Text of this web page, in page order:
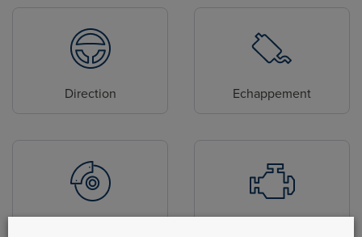
Direction Echappement